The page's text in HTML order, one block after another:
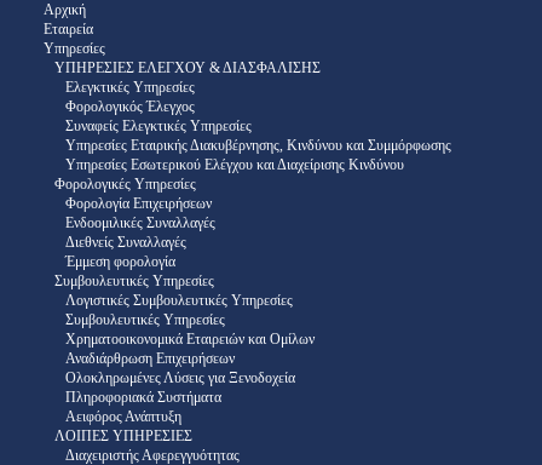
Αρχική
Εταιρεία
Υπηρεσίες
ΥΠΗΡΕΣΙΕΣ ΕΛΕΓΧΟΥ & ΔΙΑΣΦΑΛΙΣΗΣ
Ελεγκτικές Υπηρεσίες
Φορολογικός Έλεγχος
Συναφείς Ελεγκτικές Υπηρεσίες
Υπηρεσίες Εταιρικής Διακυβέρνησης, Κινδύνου και Συμμόρφωσης
Υπηρεσίες Εσωτερικού Ελέγχου και Διαχείρισης Κινδύνου
Φορολογικές Υπηρεσίες
Φορολογία Επιχειρήσεων
Ενδοομιλικές Συναλλαγές
Διεθνείς Συναλλαγές
Έμμεση φορολογία
Συμβουλευτικές Υπηρεσίες
Λογιστικές Συμβουλευτικές Υπηρεσίες
Συμβουλευτικές Υπηρεσίες
Χρηματοοικονομικά Εταιρειών και Ομίλων
Αναδιάρθρωση Επιχειρήσεων
Ολοκληρωμένες Λύσεις για Ξενοδοχεία
Πληροφοριακά Συστήματα
Αειφόρος Ανάπτυξη
ΛΟΙΠΕΣ ΥΠΗΡΕΣΙΕΣ
Διαχειριστής Αφερεγγυότητας